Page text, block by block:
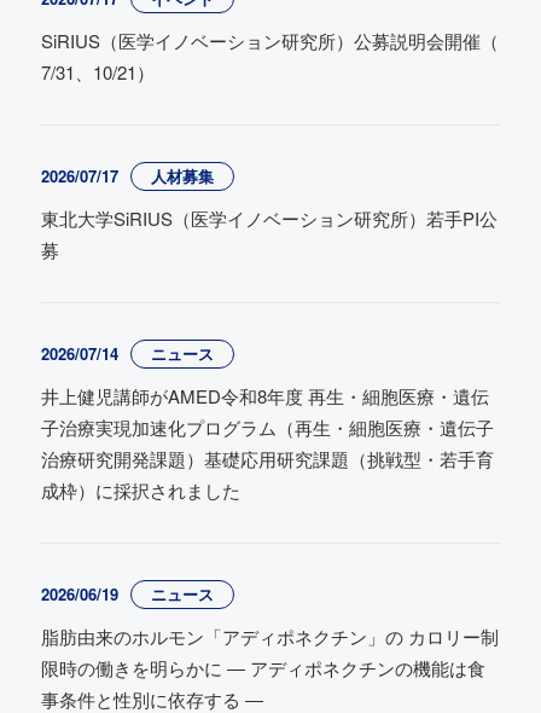
SiRIUS（医学イノベーション研究所）公募説明会開催（
7/31、10/21）
2026/07/17 人材募集
東北大学SiRIUS（医学イノベーション研究所）若手PI公
募
2026/07/14 ニュース
井上健児講師がAMED令和8年度 再生・細胞医療・遺伝
子治療実現加速化プログラム（再生・細胞医療・遺伝子
治療研究開発課題）基礎応用研究課題（挑戦型・若手育
成枠）に採択されました
2026/06/19 ニュース
脂肪由来のホルモン「アディポネクチン」の カロリー制
限時の働きを明らかに ― アディポネクチンの機能は食
事条件と性別に依存する ―